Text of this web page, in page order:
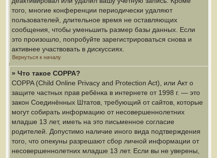
того, многие конференции периодически удаляют
пользователей, длительное время не оставляющих
сообщения, чтобы уменьшить размер базы данных. Если
это произошло, попробуйте зарегистрироваться снова и
активнее участвовать в дискуссиях.
Вернуться к началу
» Что такое COPPA?
COPPA (Child Online Privacy and Protection Act), или Акт о
защите частных прав ребёнка в интернете от 1998 г. — это
закон Соединённых Штатов, требующий от сайтов, которые
могут собирать информацию от несовершеннолетних
младше 13 лет, иметь на это письменное согласие
родителей. Допустимо наличие иного вида подтверждения
того, что опекуны разрешают сбор личной информации от
несовершеннолетних младше 13 лет. Если вы не уверены,